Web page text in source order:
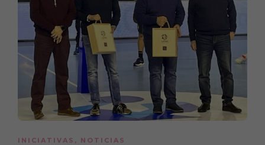
INICIATIVAS , NOTICIAS